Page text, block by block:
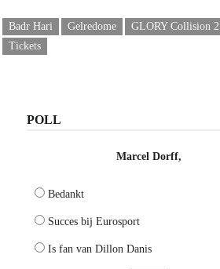
Badr Hari Gelredome GLORY Collision 2
Tickets
POLL
Marcel Dorff,
Bedankt
Succes bij Eurosport
Is fan van Dillon Danis